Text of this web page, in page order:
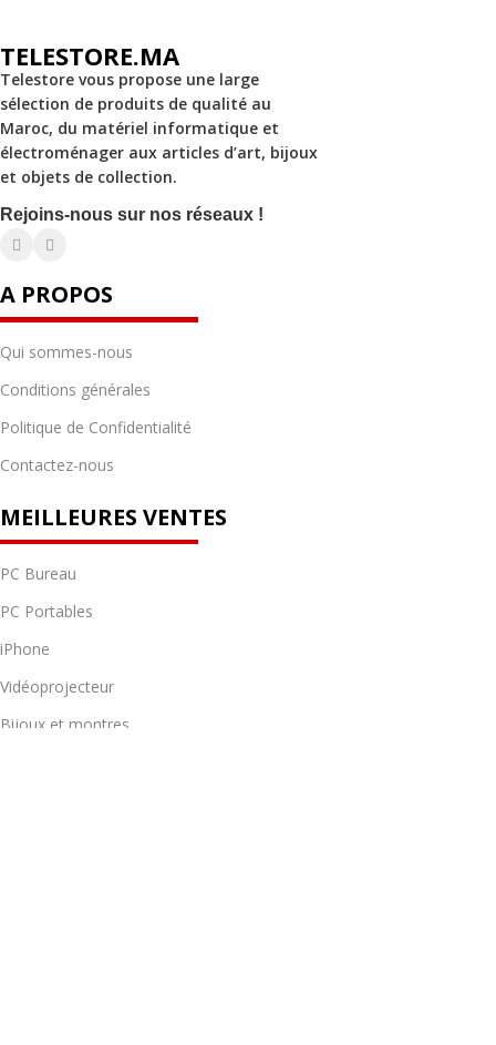
TELESTORE.MA
Telestore vous propose une large
sélection de produits de qualité au
Maroc, du matériel informatique et
électroménager aux articles d’art, bijoux
et objets de collection.
Rejoins-nous sur nos réseaux !
A PROPOS
Qui sommes-nous
Conditions générales
Politique de Confidentialité
Contactez-nous
MEILLEURES VENTES
PC Bureau
PC Portables
iPhone
Vidéoprojecteur
Bijoux et montres